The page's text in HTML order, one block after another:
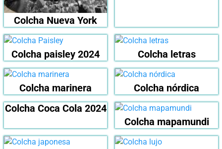
Colcha Nueva York
Colcha paisley 2024 Colcha letras
Colcha marinera
Colcha nórdica
Colcha Coca Cola 2024
Colcha mapamundi